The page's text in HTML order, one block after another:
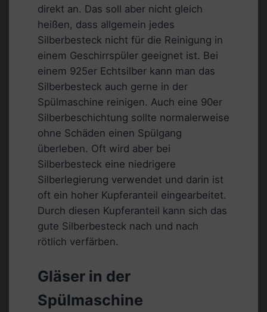
direkt an. Das soll aber nicht gleich
heißen, dass allgemein jedes
Silberbesteck nicht für die Reinigung in
einem Geschirrspüler geeignet ist. Bei
einem 925er Echtsilber kann man das
Silberbesteck auch gerne in der
Spülmaschine reinigen. Auch eine 90er
Silberbeschichtung sollte normalerweise
ohne Schäden einen Spülgang
überleben. Oft wird aber bei
Silberbesteck eine niedrigere
Silberlegierung verwendet und darin ist
oft ein hoher Kupferanteil eingearbeitet.
Durch diesen Kupferanteil kann sich das
gute Silberbesteck nach und nach
rötlich verfärben.
Gläser in der
Spülmaschine